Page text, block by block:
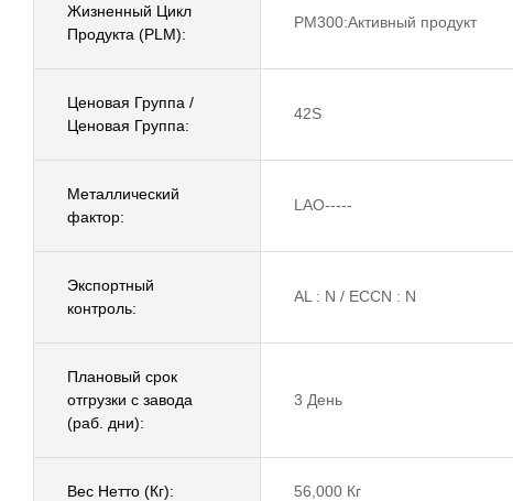
Жизненный Цикл
Продукта (PLM):
PM300:Активный продукт
Ценовая Группа /
Ценовая Группа:
42S
Металлический
фактор:
LAO-----
Экспортный
контроль:
AL : N / ECCN : N
Плановый срок
отгрузки с завода
(раб. дни):
3 День
Вес Нетто (Кг): 56,000 Кг